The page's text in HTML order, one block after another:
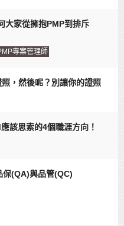
大家從擁抱PMP到排斥
專案管理師
，然後呢？別讓你的證照
該思索的4個職涯方向！
保(QA)與品管(QC)